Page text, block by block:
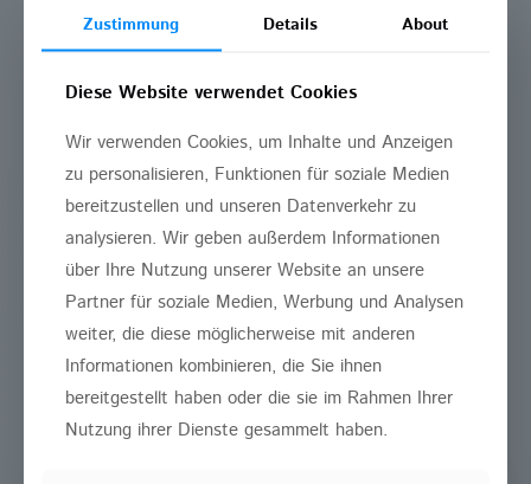
ZA CABBAR
REYHAN
Zahnarzt
Zustimmung Details About
Diese Website verwendet Cookies
Wir verwenden Cookies, um Inhalte und Anzeigen
zu personalisieren, Funktionen für soziale Medien
bereitzustellen und unseren Datenverkehr zu
analysieren. Wir geben außerdem Informationen
über Ihre Nutzung unserer Website an unsere
Partner für soziale Medien, Werbung und Analysen
weiter, die diese möglicherweise mit anderen
Informationen kombinieren, die Sie ihnen
bereitgestellt haben oder die sie im Rahmen Ihrer
Nutzung ihrer Dienste gesammelt haben.